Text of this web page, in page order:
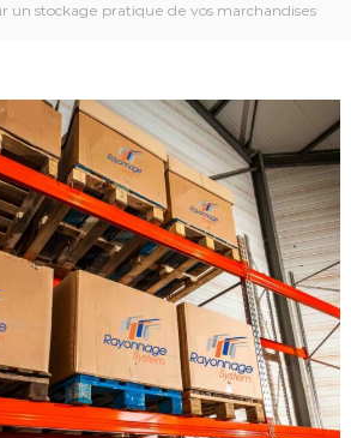
un stockage pratique de vos marchandises